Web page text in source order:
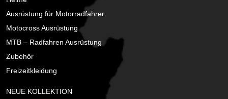
Ausrüstung für Motorradfahrer
Motocross Ausrüstung
MTB – Radfahren Ausrüstung
Zubehör
Freizeitkleidung
NEUE KOLLEKTION